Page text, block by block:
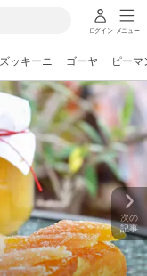
ログイン メニュー
ズッキーニ ゴーヤ ピーマ
次の
記事